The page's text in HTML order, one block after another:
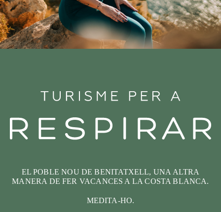
EL POBLE NOU DE BENITATXELL, UNA ALTRA
MANERA DE FER VACANCES A LA COSTA BLANCA.
MEDITA-HO.